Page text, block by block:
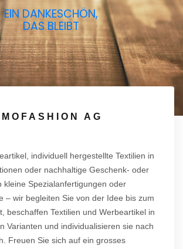
AG
individuell hergestellte Textilien in
oder nachhaltige Geschenk- oder
kleine Spezialanfertigungen oder
– wir begleiten Sie von der Idee bis zum
beschaffen Textilien und Werbeartikel in
Varianten und individualisieren sie nach
Freuen Sie sich auf ein grosses